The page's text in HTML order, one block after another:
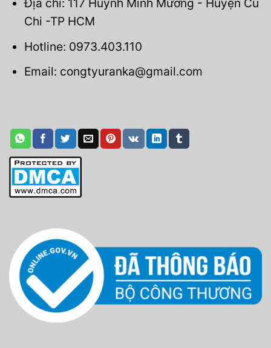
Địa chỉ: 117 Huỳnh Minh Mương - Huyện Củ
Chi -TP HCM
Hotline: 0973.403.110
Email: congtyuranka@gmail.com